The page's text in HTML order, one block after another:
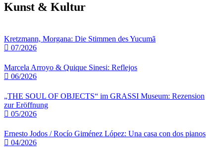
Kunst & Kultur
Kretzmann, Morgana: Die Stimmen des Yucumã
07/2026
Marcela Arroyo & Quique Sinesi: Reflejos
06/2026
„THE SOUL OF OBJECTS“ im GRASSI Museum: Rezension
zur Eröffnung
05/2026
Ernesto Jodos / Rocío Giménez López: Una casa con dos pianos
04/2026